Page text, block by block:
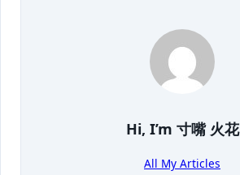
Hi, I’m 寸嘴 火花
All My Articles